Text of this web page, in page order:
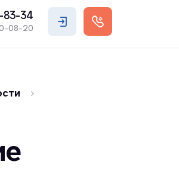
83-34
08-20